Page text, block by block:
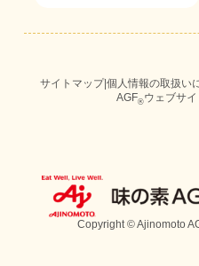
サイトマップ|個人情報の取扱い
AGF®ウェブサ
Copyright © Ajinomoto